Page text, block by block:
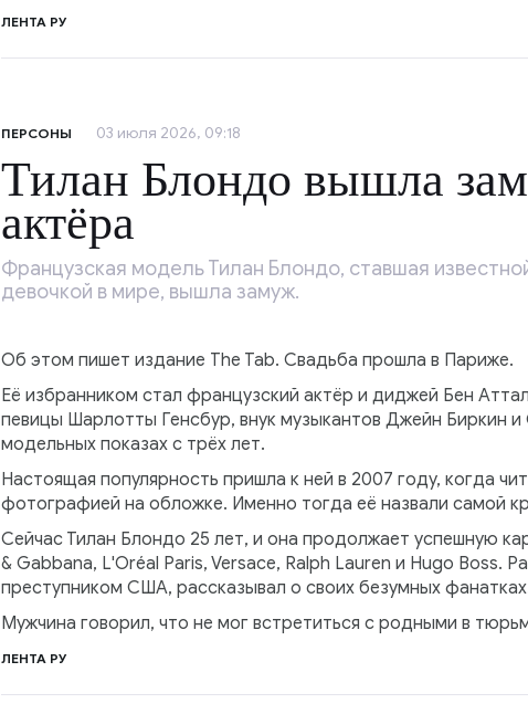
ЛЕНТА РУ
ПЕРСОНЫ 03 июля 2026, 09:18
Тилан Блондо вышла
актёра
Французская модель Тилан Блондо, ставшая
девочкой в мире, вышла замуж.
Об этом пишет издание The Tab. Свадьба прошла в Париже.
Её избранником стал французский актёр и диджей Бен
певицы Шарлотты Генсбур, внук музыкантов Джейн Биркин
модельных показах с трёх лет.
Настоящая популярность пришла к ней в 2007 году, когда
фотографией на обложке. Именно тогда её назвали самой
Сейчас Тилан Блондо 25 лет, и она продолжает успешную
& Gabbana, L'Oréal Paris, Versace, Ralph Lauren и Hugo
преступником США, рассказывал о своих безумных
Мужчина говорил, что не мог встретиться с родными в
ЛЕНТА РУ